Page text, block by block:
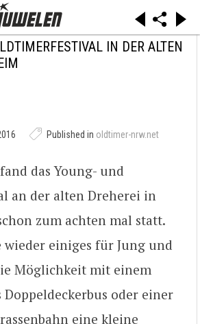
IN DER ALTEN
Published in oldtimer-nrw.net
das Young- und
an der alten Dreherei in
zum achten mal statt.
wieder einiges für Jung und
Möglichkeit mit einem
Doppeldeckerbus oder einer
eine kleine